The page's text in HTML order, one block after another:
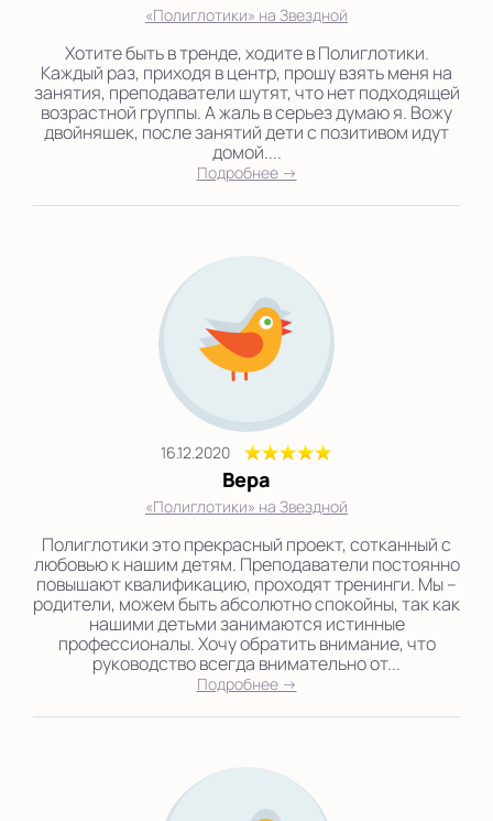
«Полиглотики» на Звездной
Хотите быть в тренде, ходите в Полиглотики.
Каждый раз, приходя в центр, прошу взять меня на
занятия, преподаватели шутят, что нет подходящей
возрастной группы. А жаль в серьез думаю я. Вожу
двойняшек, после занятий дети с позитивом идут
домой....
Подробнее →
16.12.2020
Вера
«Полиглотики» на Звездной
Полиглотики это прекрасный проект, сотканный с
любовью к нашим детям. Преподаватели постоянно
повышают квалификацию, проходят тренинги. Мы –
родители, можем быть абсолютно спокойны, так как
нашими детьми занимаются истинные
профессионалы. Хочу обратить внимание, что
руководство всегда внимательно от...
Подробнее →